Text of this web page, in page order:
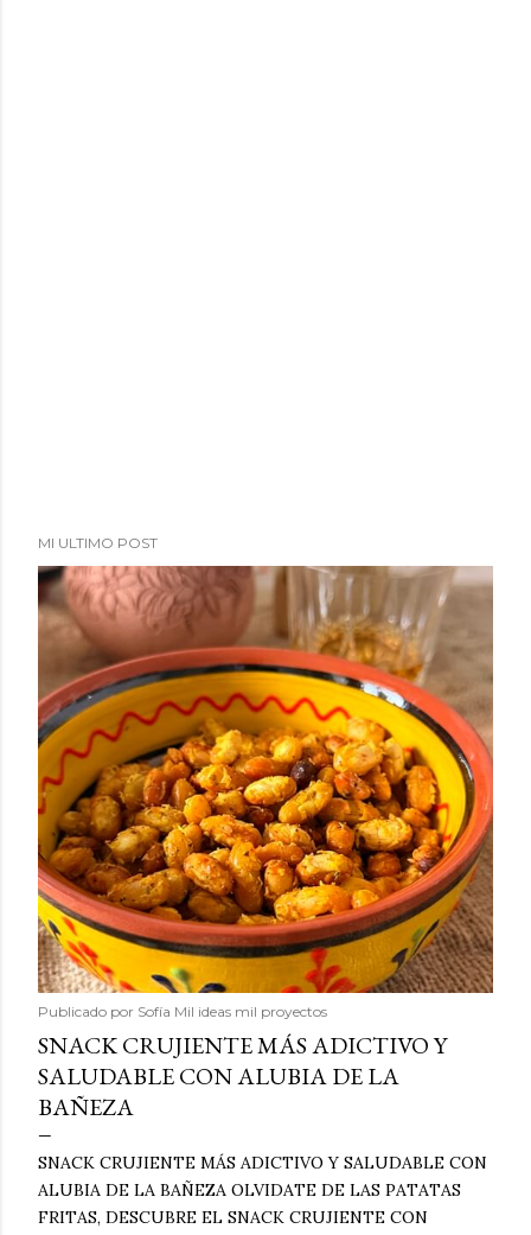
MI ULTIMO POST
Publicado por Sofía Mil ideas mil proyectos
SNACK CRUJIENTE MÁS ADICTIVO Y
SALUDABLE CON ALUBIA DE LA
BAÑEZA
SNACK CRUJIENTE MÁS ADICTIVO Y SALUDABLE CON
ALUBIA DE LA BAÑEZA OLVIDATE DE LAS PATATAS
FRITAS, DESCUBRE EL SNACK CRUJIENTE CON